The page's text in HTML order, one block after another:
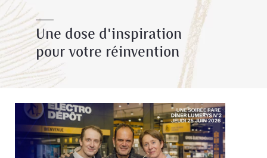
Une dose d'inspiration
pour votre réinvention